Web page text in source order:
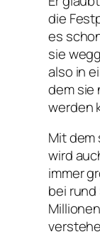
die
es
sie
also in
dem sie
werden
Mit
wird
immer
bei